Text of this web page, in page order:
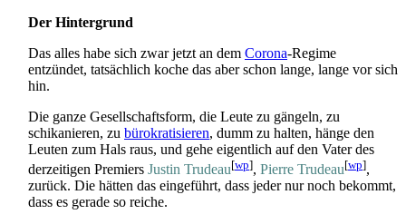
Der Hintergrund
Das alles habe sich zwar jetzt an dem Corona-Regime
entzündet, tatsächlich koche das aber schon lange, lange vor sich
hin.
Die ganze Gesellschaftsform, die Leute zu gängeln, zu
schikanieren, zu bürokratisieren, dumm zu halten, hänge den
Leuten zum Hals raus, und gehe eigentlich auf den Vater des
derzeitigen Premiers Justin Trudeau[wp], Pierre Trudeau[wp],
zurück. Die hätten das eingeführt, dass jeder nur noch bekommt,
dass es gerade so reiche.